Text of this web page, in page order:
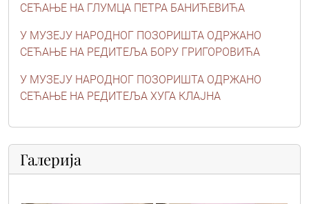
СЕЋАЊЕ НА ГЛУМЦА ПЕТРА БАНИЋЕВИЋА
У МУЗЕЈУ НАРОДНОГ ПОЗОРИШТА ОДРЖАНО
СЕЋАЊЕ НА РЕДИТЕЉА БОРУ ГРИГОРОВИЋА
У МУЗЕЈУ НАРОДНОГ ПОЗОРИШТА ОДРЖАНО
СЕЋАЊЕ НА РЕДИТЕЉА ХУГА КЛАЈНА
Галерија